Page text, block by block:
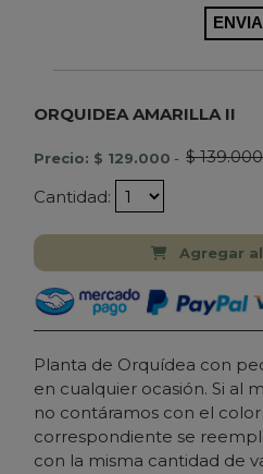
ORQUIDEA AMARILLA II
Precio: $ 129.000 - $ 139.000
Cantidad:
Agregar
Planta de Orquídea con
en cualquier ocasión. Si al
no contáramos con el
correspondiente se
con la misma cantidad de